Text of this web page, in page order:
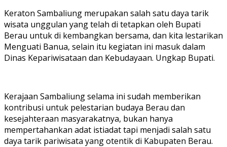
Keraton Sambaliung merupakan salah satu daya tarik
wisata unggulan yang telah di tetapkan oleh Bupati
Berau untuk di kembangkan bersama, dan kita lestarikan
Menguati Banua, selain itu kegiatan ini masuk dalam
Dinas Kepariwisataan dan Kebudayaan. Ungkap Bupati.
Kerajaan Sambaliung selama ini sudah memberikan
kontribusi untuk pelestarian budaya Berau dan
kesejahteraan masyarakatnya, bukan hanya
mempertahankan adat istiadat tapi menjadi salah satu
daya tarik pariwisata yang otentik di Kabupaten Berau.